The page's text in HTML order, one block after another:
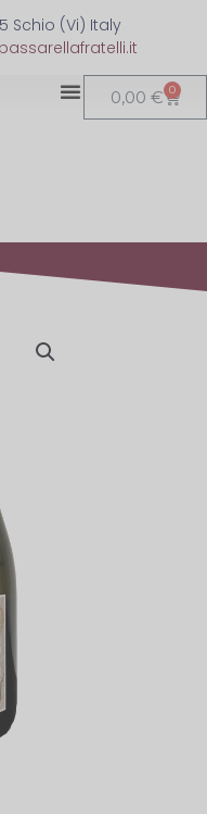
Schio (Vi) Italy
0,00€ 0